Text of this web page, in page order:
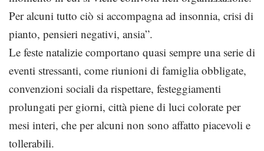
Per alcuni tutto ciò si accompagna ad insonnia, crisi di
pianto, pensieri negativi, ansia”.
Le feste natalizie comportano quasi sempre una serie di
eventi stressanti, come riunioni di famiglia obbligate,
convenzioni sociali da rispettare, festeggiamenti
prolungati per giorni, città piene di luci colorate per
mesi interi, che per alcuni non sono affatto piacevoli e
tollerabili.